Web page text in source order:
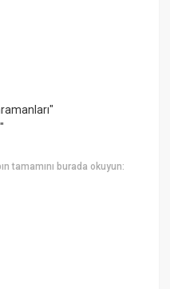
tamamını burada okuyun: